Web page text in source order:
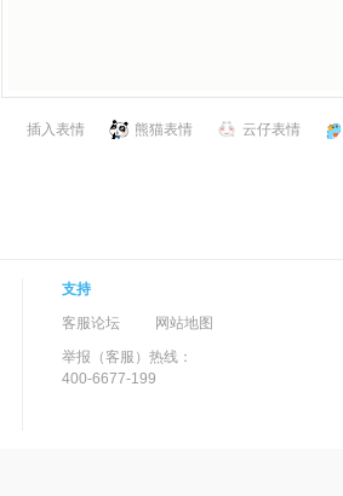
插入表情 熊猫表情 云仔表情
支持
客服论坛
网站地图
举报（客服）热线：
400-6677-199